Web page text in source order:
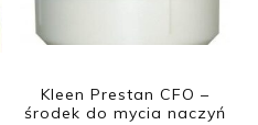
Kleen Prestan CFO –
środek do mycia naczyń